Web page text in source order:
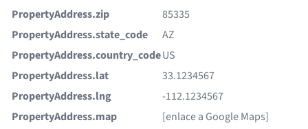
PropertyAddress.zip
85335
PropertyAddress.state_code
AZ
PropertyAddress.country_codeUS
PropertyAddress.lat
33.1234567
PropertyAddress.lng
-112.1234567
PropertyAddress.map
[enlace a Google Maps]